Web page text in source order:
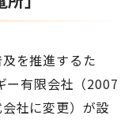
を推進するた
ー有限会社（2007
社に変更）が設